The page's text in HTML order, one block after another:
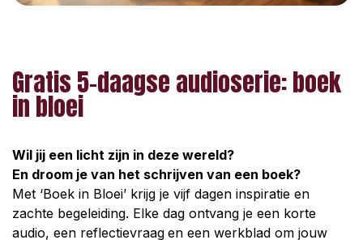
Gratis 5-daagse audioserie: boek
in bloei
Wil jij een licht zijn in deze wereld?
En droom je van het schrijven van een boek?
Met ‘Boek in Bloei’ krijg je vijf dagen inspiratie en
zachte begeleiding. Elke dag ontvang je een korte
audio, een reflectievraag en een werkblad om jouw